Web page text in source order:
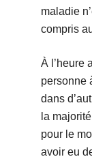
maladie
compris
À l’heure
personne
dans
la
pour le
avoir eu